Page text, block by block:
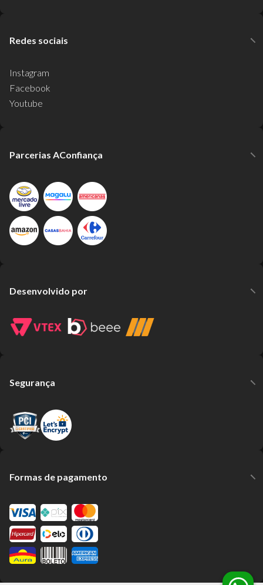
Redes sociais
Instagram
Facebook
Youtube
Parcerias AConfiança
Desenvolvido por
Segurança
Formas de pagamento